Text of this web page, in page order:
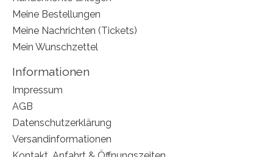
Meine Bestellungen
Meine Nachrichten (Tickets)
Mein Wunschzettel
Informationen
Impressum
AGB
Datenschutzerklärung
Versandinformationen